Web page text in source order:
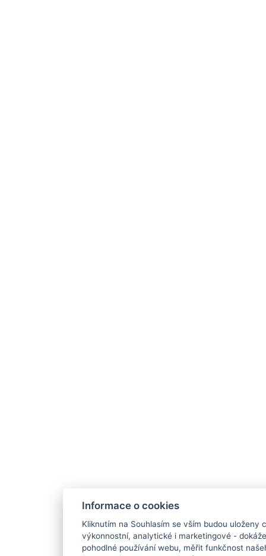
Informace o cookies
Kliknutím na Souhlasím se vším budou uloženy
výkonnostní, analytické i marketingové -
pohodlné používání webu, měřit funkčnost